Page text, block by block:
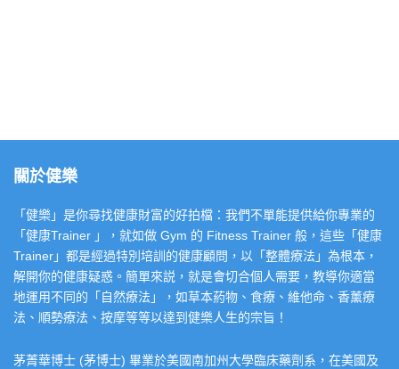
關於健樂
「健樂」是你尋找健康財富的好拍檔：我們不單能提供給你專業的
「健康Trainer 」，就如做 Gym 的 Fitness Trainer 般，這些「健康
Trainer」都是經過特別培訓的健康顧問，以「整體療法」為根本，
解開你的健康疑惑。簡單來説，就是會切合個人需要，教導你適當
地運用不同的「自然療法」，如草本葯物、食療、維他命、香薰療
法、順勢療法、按摩等等以達到健樂人生的宗旨！
茅菁華博士 (茅博士) 畢業於美國南加州大學臨床藥劑系，在美國及